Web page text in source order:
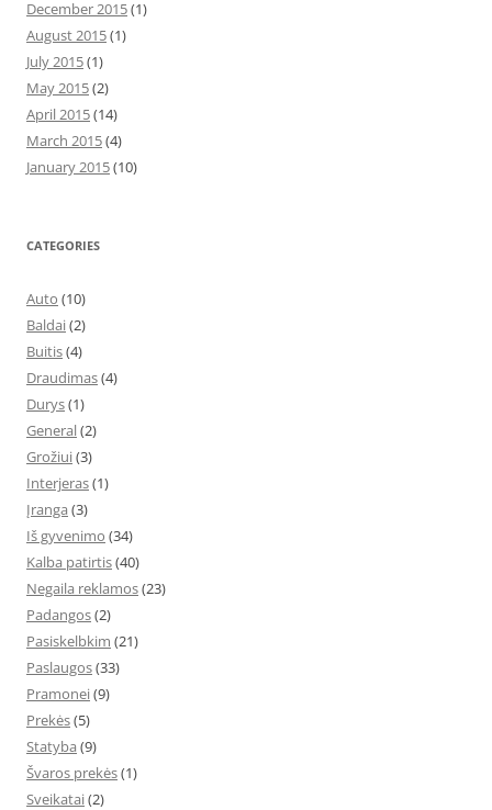
December 2015(1)
August 2015(1)
July 2015(1)
May 2015(2)
April 2015(14)
March 2015(4)
January 2015(10)
CATEGORIES
Auto (10)
Baldai(2)
Buitis(4)
Draudimas(4)
Durys(1)
General(2)
Grožiui(3)
Interjeras(1)
Įranga (3)
Iš gyvenimo (34)
Kalba patirtis(40)
Negaila reklamos(23)
Padangos(2)
Pasiskelbkim (21)
Paslaugos(33)
Pramonei(9)
Prekės(5)
Statyba (9)
Švaros prekės(1)
Sveikatai(2)